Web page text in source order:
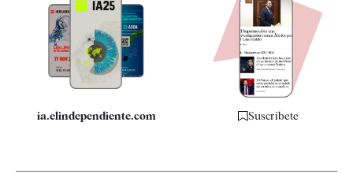
Quiénes somos
Especificaciones
ia.elindependiente.com Suscríbete